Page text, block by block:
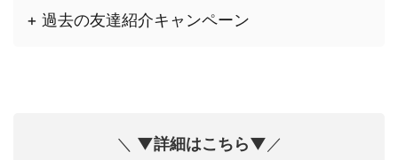
+ 過去の友達紹介キャンペーン
＼ ▼詳細はこちら▼ ／